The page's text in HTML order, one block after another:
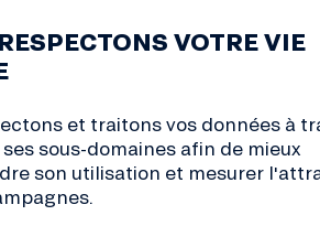
ce versant de la coopérative et
VOTRE VIE
et traitons vos données à
sous-domaines afin de mieux
son utilisation et mesurer